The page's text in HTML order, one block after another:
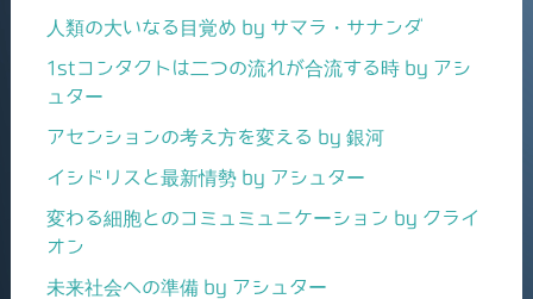
人類の大いなる目覚め by サマラ・サナンダ
1stコンタクトは二つの流れが合流する時 by アシ
ュター
アセンションの考え方を変える by 銀河
イシドリスと最新情勢 by アシュター
変わる細胞とのコミュミュニケーション by クライ
オン
未来社会への準備 by アシュター